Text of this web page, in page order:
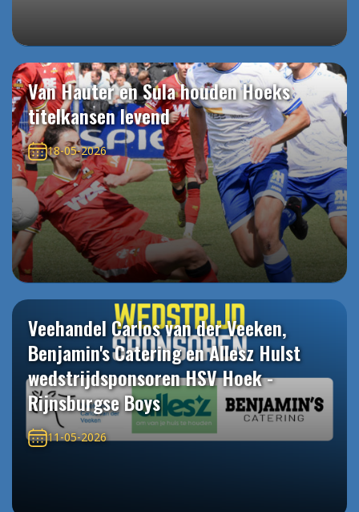
Van Hauter en Sula houden Hoeks
titelkansen levend
18-05-2026
Veehandel Carlos van der Veeken,
Benjamin's Catering en Allesz Hulst
wedstrijdsponsoren HSV Hoek -
Rijnsburgse Boys
11-05-2026